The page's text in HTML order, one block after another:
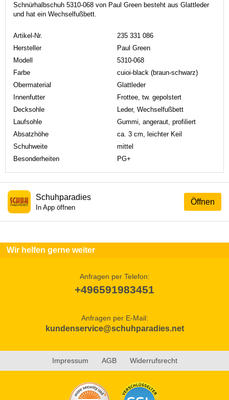
Schnürhalbschuh 5310-068 von Paul Green besteht aus Glattleder
und hat ein Wechselfußbett.
Artikel-Nr.
235 331 086
Hersteller
Paul Green
Modell
5310-068
Farbe
cuioi-black (braun-schwarz)
Obermaterial
Glattleder
Innenfutter
Frottee, tw. gepolstert
Decksohle
Leder, Wechselfußbett
Laufsohle
Gummi, angeraut, profiliert
Absatzhöhe
ca. 3 cm, leichter Keil
Schuhweite
mittel
Besonderheiten
PG+
Öffnen
Schuhparadies
In App öffnen
Wir helfen gerne weiter
Anfragen per Telefon:
+496591983451
Anfragen per E-Mail:
kundenservice@schuhparadies.net
Impressum AGB Widerrufsrecht